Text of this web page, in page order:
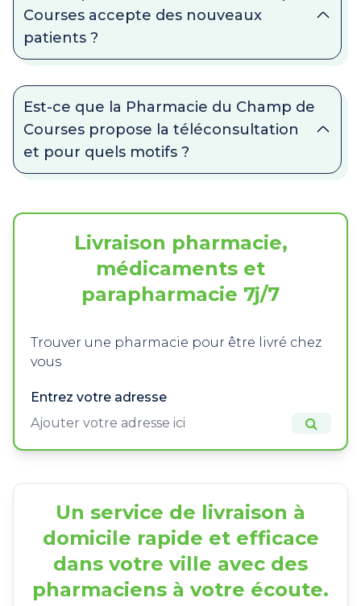
Courses accepte des nouveaux
patients ?
Est-ce que la Pharmacie du Champ de
Courses propose la téléconsultation
et pour quels motifs ?
Livraison pharmacie,
médicaments et
parapharmacie 7j/7
Trouver une pharmacie pour être livré chez
vous
Entrez votre adresse
Un service de livraison à
domicile rapide et efficace
dans votre ville avec des
pharmaciens à votre écoute.